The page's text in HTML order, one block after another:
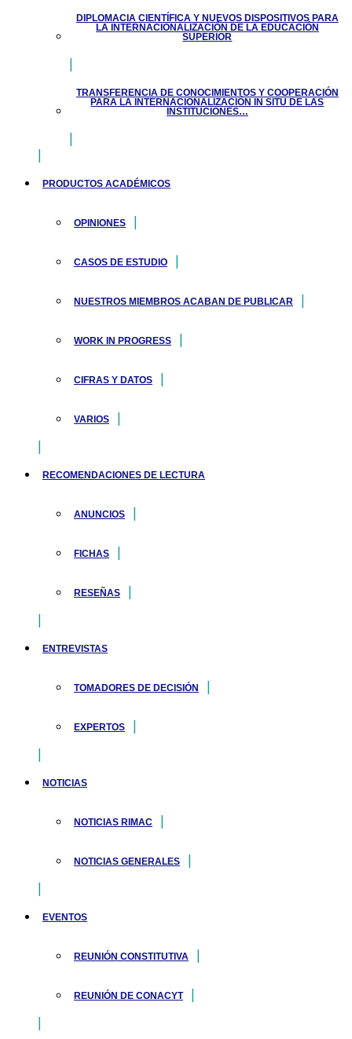
DIPLOMACIA CIENTÍFICA Y NUEVOS DISPOSITIVOS PARA
LA INTERNACIONALIZACIÓN DE LA EDUCACIÓN
SUPERIOR
TRANSFERENCIA DE CONOCIMIENTOS Y COOPERACIÓN
PARA LA INTERNACIONALIZACIÓN IN SITU DE LAS
INSTITUCIONES…
PRODUCTOS ACADÉMICOS
OPINIONES
CASOS DE ESTUDIO
NUESTROS MIEMBROS ACABAN DE PUBLICAR
WORK IN PROGRESS
CIFRAS Y DATOS
VARIOS
RECOMENDACIONES DE LECTURA
ANUNCIOS
FICHAS
RESEÑAS
ENTREVISTAS
TOMADORES DE DECISIÓN
EXPERTOS
NOTICIAS
NOTICIAS RIMAC
NOTICIAS GENERALES
EVENTOS
REUNIÓN CONSTITUTIVA
REUNIÓN DE CONACYT